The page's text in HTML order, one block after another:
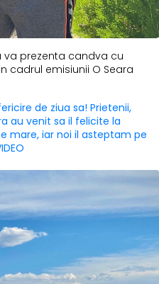
va prezenta candva cu
cadrul emisiunii O Seara
de ziua sa! Prietenii,
au venit sa il felicite la
mare, iar noi il asteptam pe